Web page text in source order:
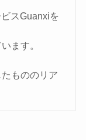
スGuanxiを
ます。
もののリア